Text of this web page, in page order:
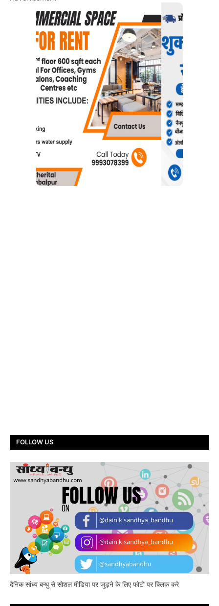
FOLLOW US
दैनिक सांध्य बन्धु से सोशल मीडिया पर जुड़ने के लिए फोटो पर क्लिक करे